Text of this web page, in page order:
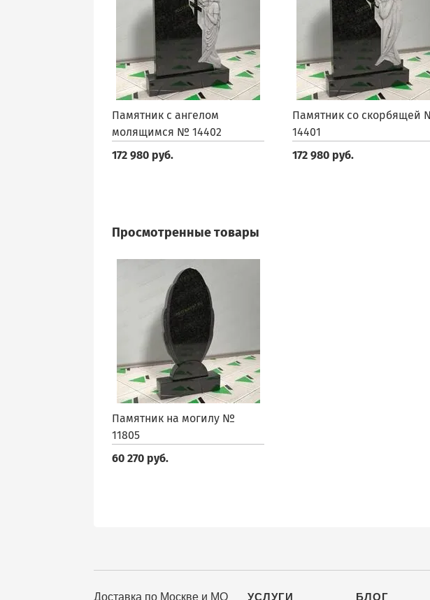
Памятник с ангелом
молящимся № 14402
172 980 руб.
Памятник со скорбящей
14401
172 980 руб.
Просмотренные товары
Памятник на могилу №
11805
60 270 руб.
Доставка по Москве и МО УСЛУГИ БЛОГ